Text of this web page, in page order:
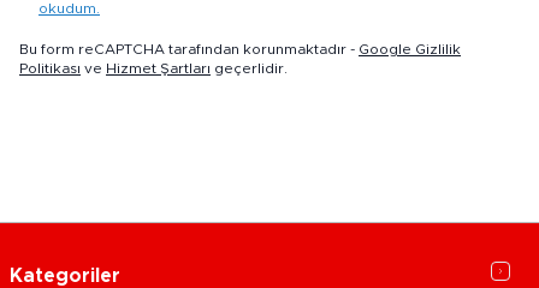
okudum.
Bu form reCAPTCHA tarafından korunmaktadır - Google Gizlilik
Politikası ve Hizmet Şartları geçerlidir.
Kategoriler